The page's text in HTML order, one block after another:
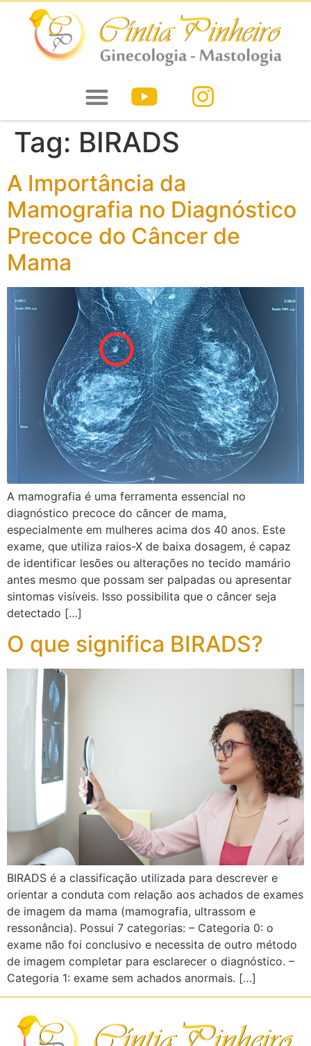
Tag: BIRADS
A Importância da
Mamografia no Diagnóstico
Precoce do Câncer de
Mama
A mamografia é uma ferramenta essencial no
diagnóstico precoce do câncer de mama,
especialmente em mulheres acima dos 40 anos. Este
exame, que utiliza raios-X de baixa dosagem, é capaz
de identificar lesões ou alterações no tecido mamário
antes mesmo que possam ser palpadas ou apresentar
sintomas visíveis. Isso possibilita que o câncer seja
detectado […]
O que significa BIRADS?
BIRADS é a classificação utilizada para descrever e
orientar a conduta com relação aos achados de exames
de imagem da mama (mamografia, ultrassom e
ressonância). Possui 7 categorias: – Categoria 0: o
exame não foi conclusivo e necessita de outro método
de imagem completar para esclarecer o diagnóstico. –
Categoria 1: exame sem achados anormais. […]